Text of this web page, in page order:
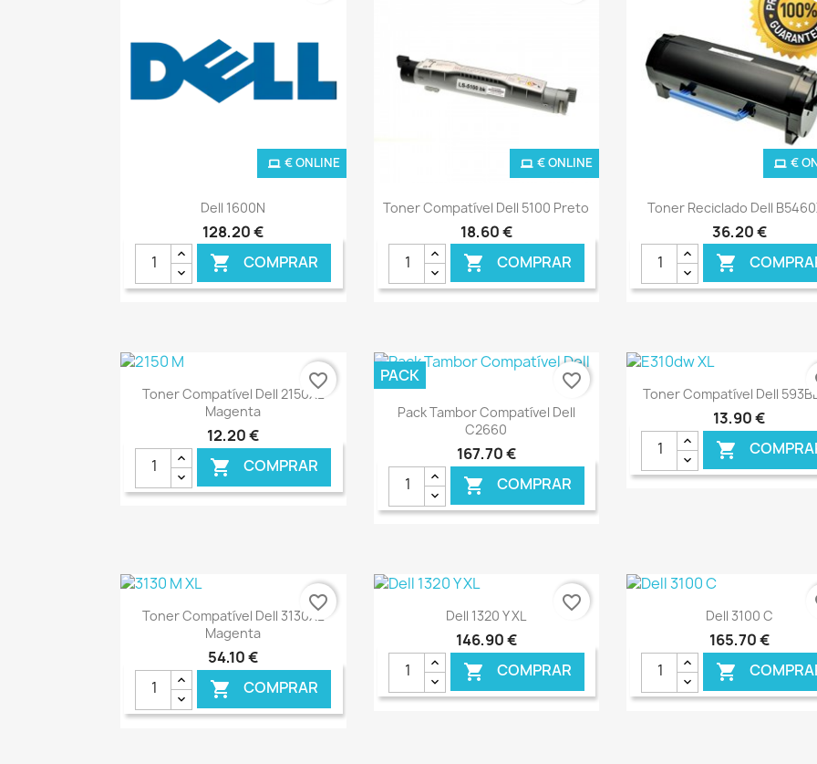
 Ver+
Dell 1600N
128,20 €
 COMPRAR
€ ONLINE
Ver+
Toner Compatível Dell 5100 Preto
18,60 €
 COMPRAR
€ ONLINE
Ver+
Toner Reciclado Dell
36,20 €

€
Ver+
Toner Compatível Dell 2150XL
Magenta
12,20 €
 COMPRAR
favorite_border
Ver+
Pack Tambor Compatível Dell
C2660
167,70 €
 COMPRAR
PACK favorite_border Ver+
Toner Compatível Dell
13,90 €

Ver+
Toner Compatível Dell 3130XL
Magenta
54,10 €
 COMPRAR
favorite_border Ver+
Dell 1320 Y XL
146,90 €
 COMPRAR
favorite_border Ver+
Dell 3100 C
165,70 €
